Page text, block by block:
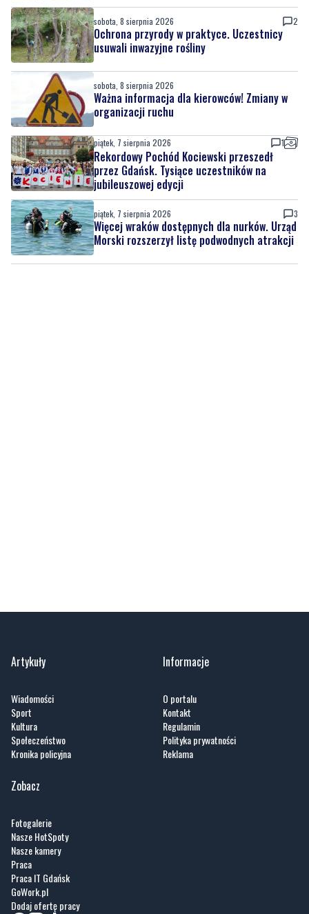
sobota, 8 sierpnia 2026 2
Ochrona przyrody w praktyce. Uczestnicy
usuwali inwazyjne rośliny
sobota, 8 sierpnia 2026
Ważna informacja dla kierowców! Zmiany w
organizacji ruchu
piątek, 7 sierpnia 2026 1
Rekordowy Pochód Kociewski przeszedł
przez Gdańsk. Tysiące uczestników na
jubileuszowej edycji
piątek, 7 sierpnia 2026 3
Więcej wraków dostępnych dla nurków. Urząd
Morski rozszerzył listę podwodnych atrakcji
Artykuły
Wiadomości
Sport
Kultura
Społeczeństwo
Kronika policyjna
Informacje
O portalu
Kontakt
Regulamin
Polityka prywatności
Reklama
Zobacz
Fotogalerie
Nasze HotSpoty
Nasze kamery
Praca
Praca IT Gdańsk
GoWork.pl
Dodaj ofertę pracy